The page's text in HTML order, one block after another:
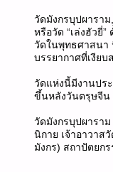
วัดมังกรบุปผารา
หรือวัด “เล่งฮัวยี่
วัดในพุทธศาสนา
บรรยากาศที่เงีย
วัดแห่งนี้มีงานปร
ขึ้นหลังวันตรุษจีน
วัดมังกรบุปผารา
นิกาย เจ้าอาวาส
มังกร) สถาปัตยก